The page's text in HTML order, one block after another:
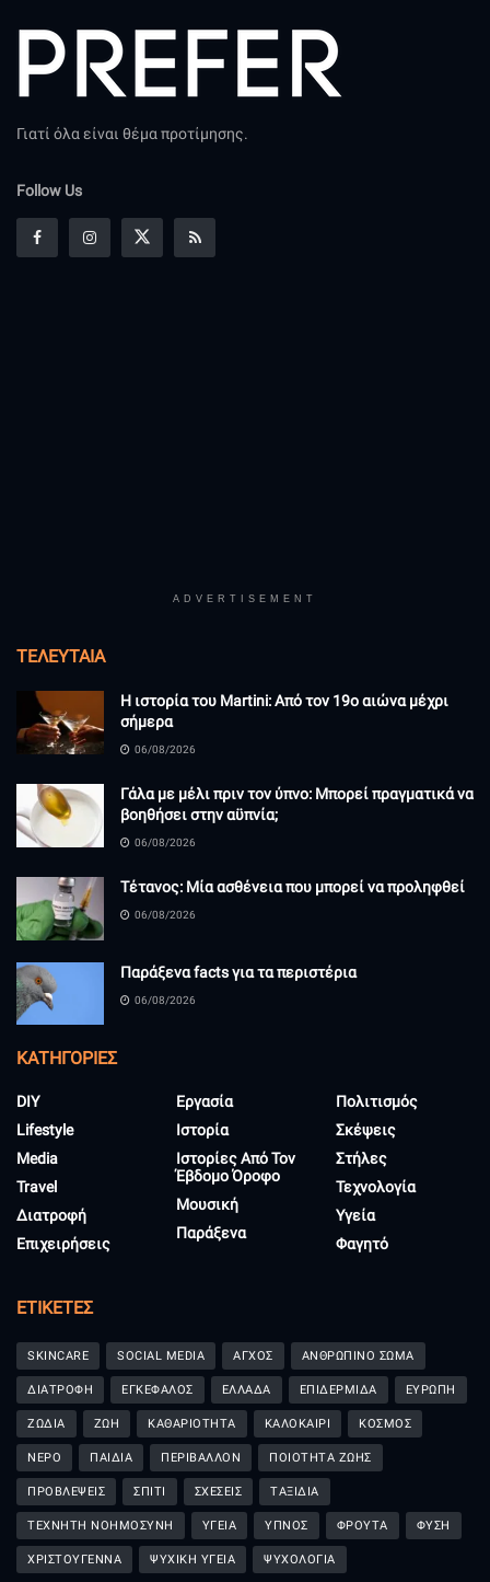
Γιατί όλα είναι θέμα προτίμησης.
Follow Us
ADVERTISEMENT
ΤΕΛΕΥΤΑΊΑ
Η ιστορία του Martini: Από τον 19ο αιώνα μέχρι
σήμερα
06/08/2026
Γάλα με μέλι πριν τον ύπνο: Μπορεί πραγματικά να
βοηθήσει στην αϋπνία;
06/08/2026
Τέτανος: Μία ασθένεια που μπορεί να προληφθεί
06/08/2026
Παράξενα facts για τα περιστέρια
06/08/2026
KΑΤΗΓΟΡΊΕΣ
DIY
Lifestyle
Media
Travel
Διατροφή
Επιχειρήσεις
Εργασία
Ιστορία
Ιστορίες Από Τον
Έβδομο Όροφο
Μουσική
Παράξενα
Πολιτισμός
Σκέψεις
Στήλες
Τεχνολογία
Υγεία
Φαγητό
ΕΤΙΚΈΤΕΣ
SKINCARE SOCIAL MEDIA ΑΓΧΟΣ ΑΝΘΡΩΠΙΝΟ ΣΩΜΑ
ΔΙΑΤΡΟΦΗ ΕΓΚΕΦΑΛΟΣ ΕΛΛΑΔΑ ΕΠΙΔΕΡΜΙΔΑ ΕΥΡΩΠΗ
ΖΩΔΙΑ ΖΩΗ ΚΑΘΑΡΙΟΤΗΤΑ ΚΑΛΟΚΑΙΡΙ ΚΟΣΜΟΣ
ΝΕΡΟ ΠΑΙΔΙΑ ΠΕΡΙΒΑΛΛΟΝ ΠΟΙΟΤΗΤΑ ΖΩΗΣ
ΠΡΟΒΛΕΨΕΙΣ ΣΠΙΤΙ ΣΧΕΣΕΙΣ ΤΑΞΙΔΙΑ
ΤΕΧΝΗΤΗ ΝΟΗΜΟΣΥΝΗ ΥΓΕΙΑ ΥΠΝΟΣ ΦΡΟΥΤΑ ΦΥΣΗ
ΧΡΙΣΤΟΥΓΕΝΝΑ ΨΥΧΙΚΗ ΥΓΕΙΑ ΨΥΧΟΛΟΓΙΑ